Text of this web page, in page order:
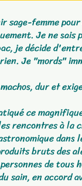
sage-femme
Je ne
je décide
Je "mords"
dur et
ce
rencontres à la
dans
bruts des
de
sain, en accord